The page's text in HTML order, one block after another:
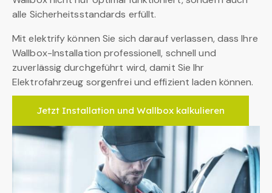
alle Sicherheitsstandards erfüllt.
Mit elektrify können Sie sich darauf verlassen, dass Ihre
Wallbox-Installation professionell, schnell und
zuverlässig durchgeführt wird, damit Sie Ihr
Elektrofahrzeug sorgenfrei und effizient laden können.
Jetzt Installation und Wallbox kalkulieren